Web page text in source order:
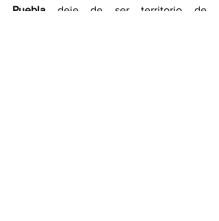
Puebla deje de ser territorio de